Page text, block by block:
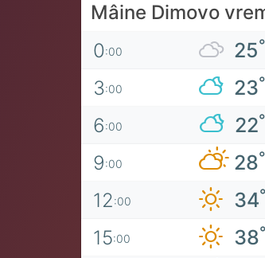
Mâine Dimovo
0:00 25°
3:00 23°
6:00 22°
9:00 28°
12:00 34°
15:00 38°